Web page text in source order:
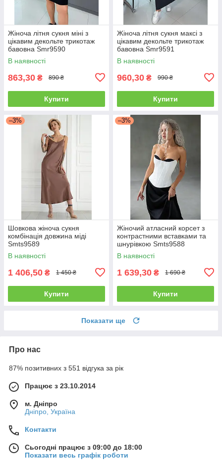
Жіноча літня сукня міні з
цікавим декольте трикотаж
бавовна Smr9590
В наявності
863,30 ₴ 890 ₴
Купити
Жіноча літня сукня максі з
цікавим декольте трикотаж
бавовна Smr9591
В наявності
960,30 ₴ 990 ₴
Купити
–3%
Шовкова жіноча сукня
комбінація довжина міді
Smts9589
В наявності
1 406,50 ₴ 1 450 ₴
Купити
–3%
Жіночий атласний корсет з
контрастними вставками та
шнурівкою Smts9588
В наявності
1 639,30 ₴ 1 690 ₴
Купити
Показати ще
Про нас
87% позитивних з 551 відгука за рік
Працює з 23.10.2014
м. Дніпро
Дніпро, Україна
Контакти
Сьогодні працює з 09:00 до 18:00
Показати весь графік роботи